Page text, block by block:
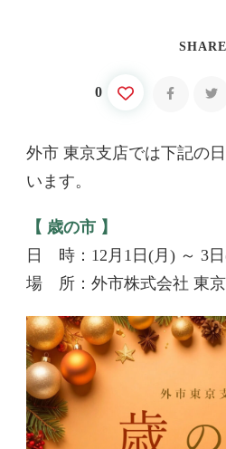
SHARE
0
外市 東京支店では下記の
います。
【 歳の市 】
日 時：12月1日(月) ～ 3
場 所：外市株式会社 東